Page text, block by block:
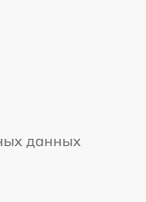
данных